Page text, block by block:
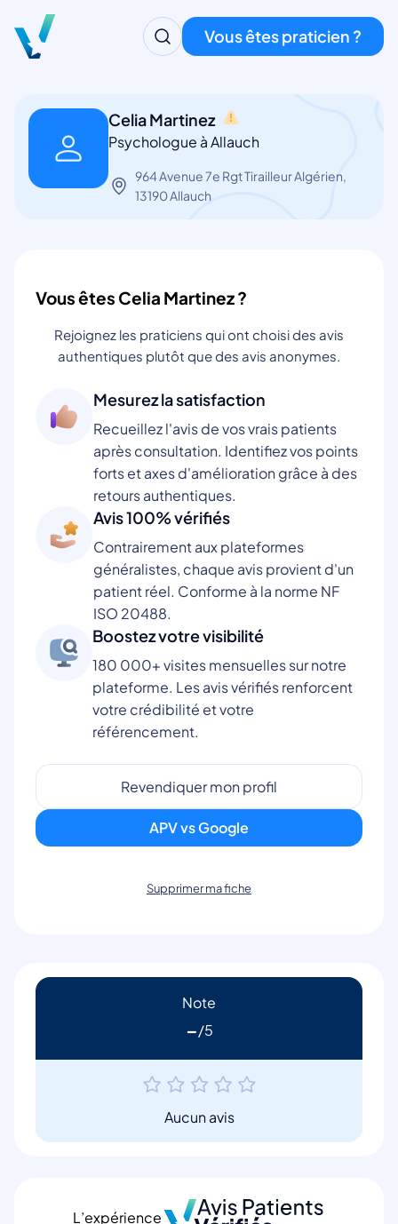
Vous êtes praticien ?
Celia Martinez
Psychologue à Allauch
964 Avenue 7e Rgt Tirailleur Algérien,
13190 Allauch
Vous êtes Celia Martinez ?
Rejoignez les praticiens qui ont choisi des avis
authentiques plutôt que des avis anonymes.
Mesurez la satisfaction
Recueillez l'avis de vos vrais patients
après consultation. Identifiez vos points
forts et axes d'amélioration grâce à des
retours authentiques.
Avis 100% vérifiés
Contrairement aux plateformes
généralistes, chaque avis provient d'un
patient réel. Conforme à la norme NF
ISO 20488.
Boostez votre visibilité
180 000+ visites mensuelles sur notre
plateforme. Les avis vérifiés renforcent
votre crédibilité et votre
référencement.
Revendiquer mon profil
APV vs Google
Supprimer ma fiche
Note
-
Aucun avis
L’expérience